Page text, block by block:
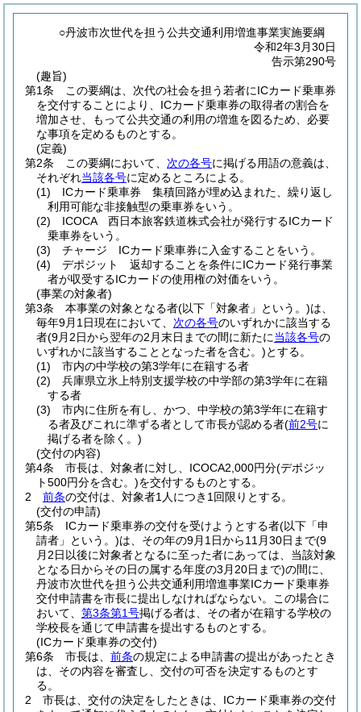
○丹波市次世代を担う公共交通利用増進事業実施要綱
令和2年3月30日
告示第290号
(趣旨)
第1条
この要綱は、次代の社会を担う若者にICカード乗車券
を交付することにより、ICカード乗車券の取得者の割合を
増加させ、もって公共交通の利用の増進を図るため、必要
な事項を定めるものとする。
(定義)
第2条
この要綱において、 次の各号に掲げる用語の意義は、
それぞれ当該各号に定めるところによる。
(1)
ICカード乗車券 集積回路が埋め込まれた、繰り返し
利用可能な非接触型の乗車券をいう。
(2)
ICOCA 西日本旅客鉄道株式会社が発行するICカード
乗車券をいう。
(3)
チャージ ICカード乗車券に入金することをいう。
(4)
デポジット 返却することを条件にICカード発行事業
者が収受するICカードの使用権の対価をいう。
(事業の対象者)
第3条
本事業の対象となる者(以下「対象者」という。)は、
毎年9月1日現在において、 次の各号のいずれかに該当する
者(9月2日から翌年の2月末日までの間に新たに当該各号の
いずれかに該当することとなった者を含む。)とする。
(1)
市内の中学校の第3学年に在籍する者
(2)
兵庫県立氷上特別支援学校の中学部の第3学年に在籍
する者
(3)
市内に住所を有し、かつ、中学校の第3学年に在籍す
る者及びこれに準ずる者として市長が認める者(前2号に
掲げる者を除く。)
(交付の内容)
第4条
市長は、対象者に対し、ICOCA2,000円分(デポジッ
ト500円分を含む。)を交付するものとする。
2
前条の交付は、対象者1人につき1回限りとする。
(交付の申請)
第5条
ICカード乗車券の交付を受けようとする者(以下「申
請者」という。)は、その年の9月1日から11月30日まで(9
月2日以後に対象者となるに至った者にあっては、当該対象
となる日からその日の属する年度の3月20日まで)の間に、
丹波市次世代を担う公共交通利用増進事業ICカード乗車券
交付申請書を市長に提出しなければならない。
この場合に
おいて、 第3条第1号掲げる者は、その者が在籍する学校の
学校長を通じて申請書を提出するものとする。
(ICカード乗車券の交付)
第6条
市長は、 前条の規定による申請書の提出があったとき
は、その内容を審査し、交付の可否を決定するものとす
る。
2
市長は、交付の決定をしたときは、ICカード乗車券の交付